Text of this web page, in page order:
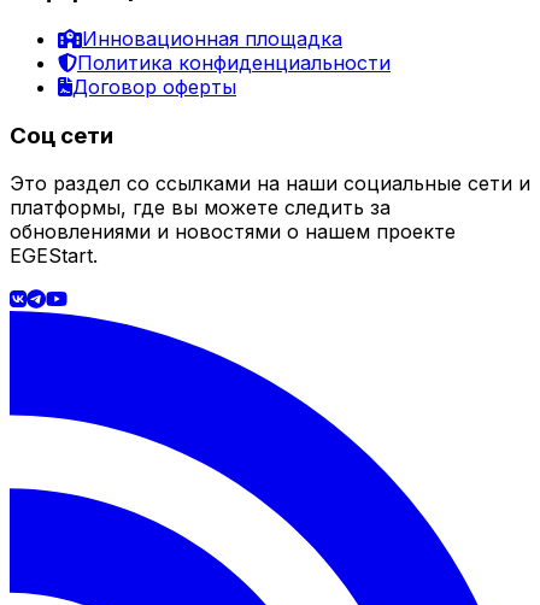
Инновационная площадка
Политика конфиденциальности
Договор оферты
Соц сети
Это раздел со ссылками на наши социальные сети и
платформы, где вы можете следить за
обновлениями и новостями о нашем проекте
EGEStart.